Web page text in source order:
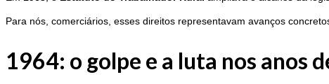
Para nós, comerciários, esses direitos representavam avanços
1964: o golpe e a luta nos anos